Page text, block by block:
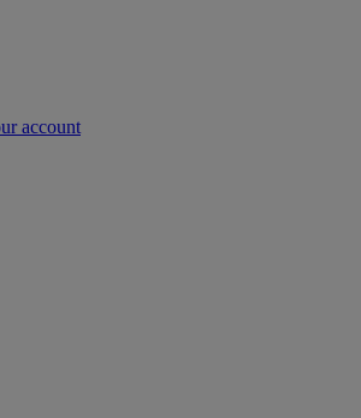
account